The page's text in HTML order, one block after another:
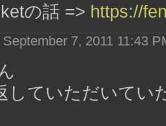
の話 => https://
September 7, 2011 11:43
していただいてい